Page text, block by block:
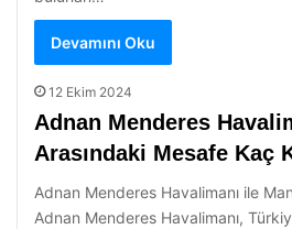
Devamını Oku
12 Ekim 2024
Adnan Menderes
Arasındaki Mesafe Kaç
Adnan Menderes Havalimanı ile
Adnan Menderes Havalimanı,